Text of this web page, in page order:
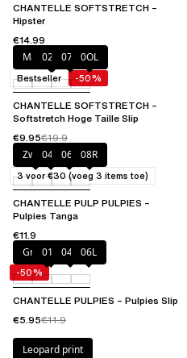
CHANTELLE SOFTSTRETCH –
Hipster
€14.99
Marineblauw
020 073 0OL
CHANTELLE SOFTSTRETCH –
Softstretch Hoge Taille Slip
€9.95€19.9
Bestseller -50%
Zwart044 06L 08R
CHANTELLE PULP PULPIES –
Pulpies Tanga
€11.9
3 voor €30 (voeg 3 items toe)
Grenadine
011 044 06L
CHANTELLE PULPIES – Pulpies Slip
€5.95€11.9
-50%
Leopard print